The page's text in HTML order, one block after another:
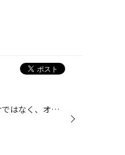
タイヤ館で「車検」を取り扱っていることをご存じですか？ タイヤだけではなく、オイルやバッテリーの交換など、メンテナンスも幅広く手掛けており、 車検も安心してタイヤ館におまかせいただくことができます！ タイヤ館で車検を受ける3つのメリット！ ＜メリット その1＞交換部品がお得！ タイヤ...